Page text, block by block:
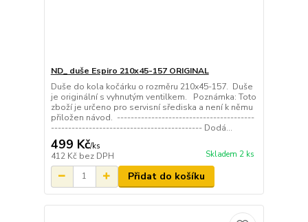
ND_ duše Espiro 210x45-157 ORIGINAL
Duše do kola kočárku o rozměru 210x45-157. Duše
je originální s vyhnutým ventilkem. Poznámka: Toto
zboží je určeno pro servisní sřediska a není k němu
přiložen návod. ----------------------------------------
-------------------------------------------- Dodá...
499 Kč/ks
412 Kč bez DPH Skladem 2 ks
Přidat do košíku